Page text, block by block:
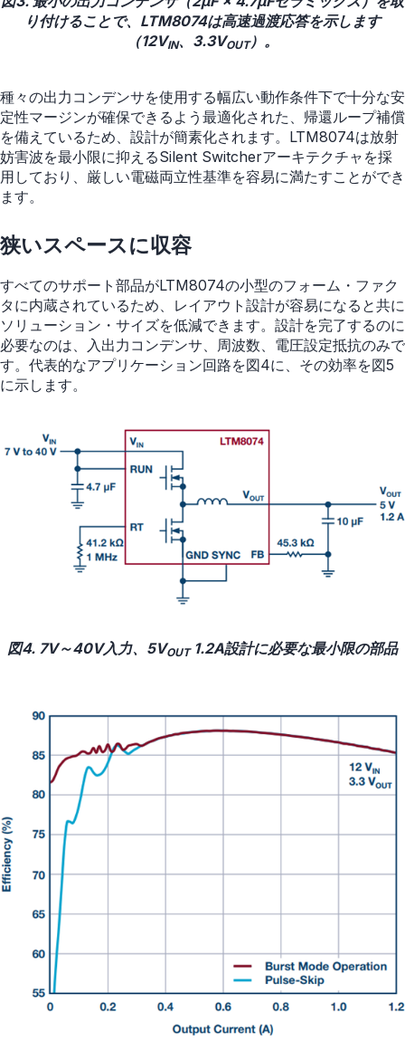
り付けることで、LTM8074は高速過渡応答を示します
（12VIN、3.3VOUT）。
種々の出力コンデンサを使用する幅広い動作条件下で十分な安
定性マージンが確保できるよう最適化された、帰還ループ補償
を備えているため、設計が簡素化されます。LTM8074は放射
妨害波を最小限に抑えるSilent Switcherアーキテクチャを採
用しており、厳しい電磁両立性基準を容易に満たすことができ
ます。
狭いスペースに収容
すべてのサポート部品がLTM8074の小型のフォーム・ファク
タに内蔵されているため、レイアウト設計が容易になると共に
ソリューション・サイズを低減できます。設計を完了するのに
必要なのは、入出力コンデンサ、周波数、電圧設定抵抗のみで
す。代表的なアプリケーション回路を図4に、その効率を図5
に示します。
図4. 7V～40V入力、5VOUT1.2A設計に必要な最小限の部品